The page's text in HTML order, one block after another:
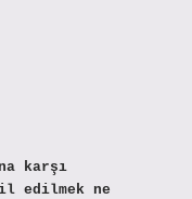
karşı
edilmek ne